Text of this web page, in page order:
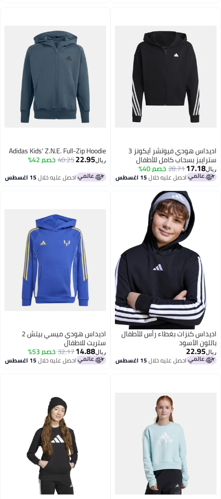
2
اديداس هودي فيوتشر آيكونز 3
سترايبز بسحاب كامل للأطفال
ريال17.18
28.71خصم 40%
احصل عليه خلال15 اغسطس
Adidas Kids' Z.N.E. Full-Zip Hoodie
ريال22.95
40.25خصم 42%
احصل عليه خلال15 اغسطس
اديداس كنزات بغطاء رأس للأطفال
باللون الأسود
ريال22.95
احصل عليه خلال15 اغسطس
اديداس هودي ميسي بيتش 2
ستريت للاطفال
ريال14.88
32.17خصم 53%
احصل عليه خلال15 اغسطس